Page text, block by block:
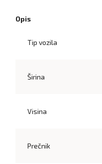
Opis
Tip vozila
Širina
Visina
Prečnik